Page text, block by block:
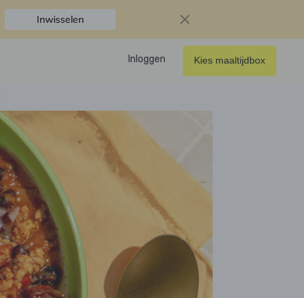
Inwisselen
Inloggen Kies maaltijdbox